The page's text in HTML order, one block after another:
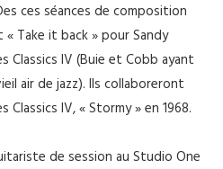
ces séances de composition
Take it back » pour Sandy
Classics IV (Buie et Cobb ayant
air de jazz). Ils collaboreront
IV, « Stormy » en 1968.
de session au Studio One